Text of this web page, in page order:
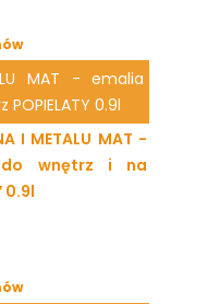
MAT - emalia
0.9l
I METALU MAT -
do wnętrz i na
0.9l